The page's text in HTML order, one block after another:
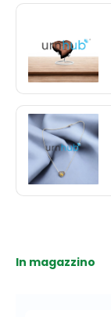
In magazzino